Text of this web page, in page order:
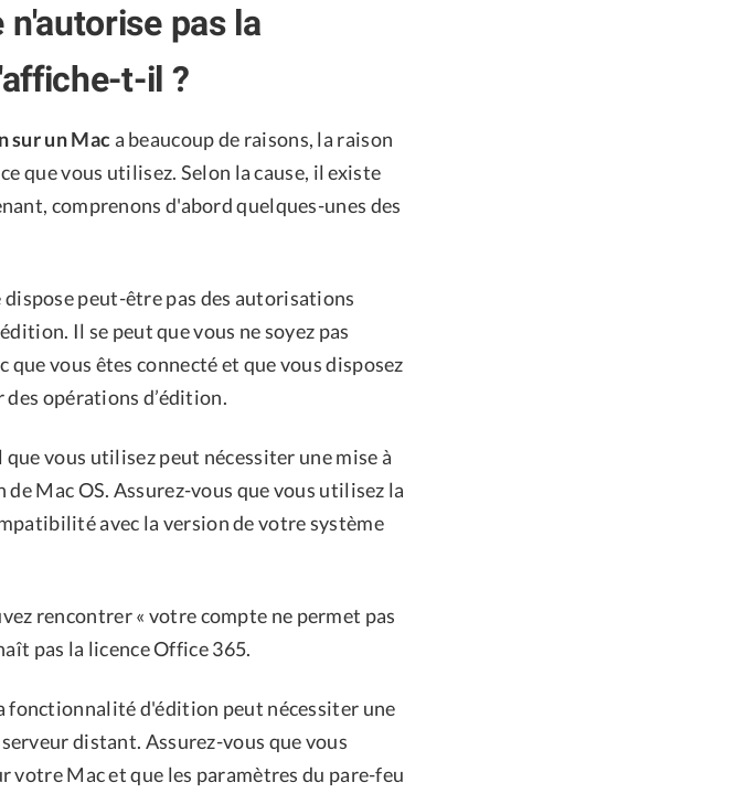
pas la
t-il ?
sur un Maca beaucoup de raisons, la raison
que vous utilisez. Selon la cause, il existe
comprenons d'abord quelques-unes des
peut-être pas des autorisations
Il se peut que vous ne soyez pas
vous êtes connecté et que vous disposez
opérations d’édition.
que vous utilisez peut nécessiter une mise à
Mac OS. Assurez-vous que vous utilisez la
avec la version de votre système
rencontrer « votre compte ne permet pas
pas la licence Office 365.
fonctionnalité d'édition peut nécessiter une
distant. Assurez-vous que vous
Mac et que les paramètres du pare-feu